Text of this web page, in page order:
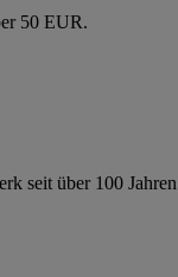
50 EUR.
seit über 100 Jahren